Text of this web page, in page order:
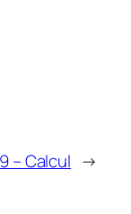
– Calcul →